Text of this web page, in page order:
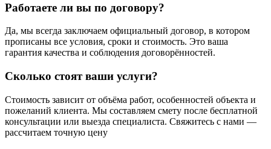
Работаете ли вы по договору?
Да, мы всегда заключаем официальный договор, в котором
прописаны все условия, сроки и стоимость. Это ваша
гарантия качества и соблюдения договорённостей.
Сколько стоят ваши услуги?
Стоимость зависит от объёма работ, особенностей объекта и
пожеланий клиента. Мы составляем смету после бесплатной
консультации или выезда специалиста. Свяжитесь с нами —
рассчитаем точную цену